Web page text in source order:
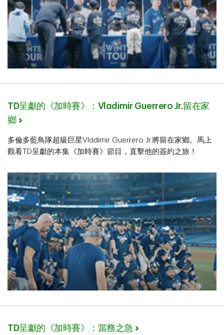
TD呈獻的《加時賽》：Vladimir Guerrero Jr.留在家
鄉
多倫多藍鳥隊超級巨星Vladimir Guerrero Jr.將留在家鄉。馬上
觀看TD呈獻的本集《加時賽》節目，直擊他的簽約之旅！
TD呈獻的《加時賽》：當務之急